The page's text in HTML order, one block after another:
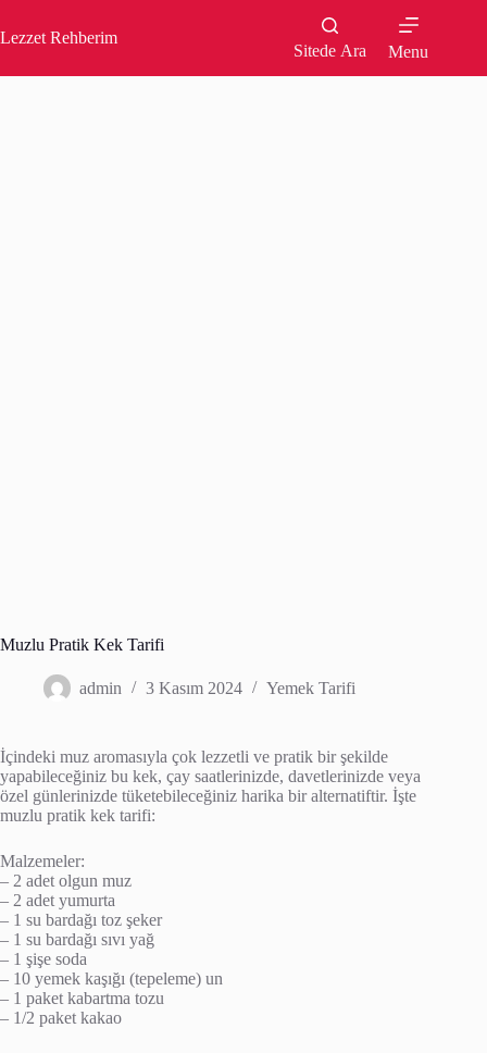
to
content
Lezzet Rehberim
Sitede Ara Menu
Muzlu Pratik Kek Tarifi
admin 3 Kasım 2024 Yemek Tarifi
İçindeki muz aromasıyla çok lezzetli ve pratik bir şekilde
yapabileceğiniz bu kek, çay saatlerinizde, davetlerinizde veya
özel günlerinizde tüketebileceğiniz harika bir alternatiftir. İşte
muzlu pratik kek tarifi:
Malzemeler:
– 2 adet olgun muz
– 2 adet yumurta
– 1 su bardağı toz şeker
– 1 su bardağı sıvı yağ
– 1 şişe soda
– 10 yemek kaşığı (tepeleme) un
– 1 paket kabartma tozu
– 1/2 paket kakao